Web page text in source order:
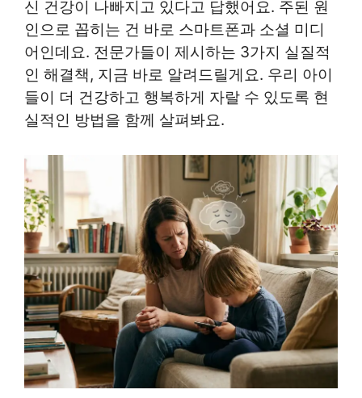
신 건강이 나빠지고 있다고 답했어요. 주된 원
인으로 꼽히는 건 바로 스마트폰과 소셜 미디
어인데요. 전문가들이 제시하는 3가지 실질적
인 해결책, 지금 바로 알려드릴게요. 우리 아이
들이 더 건강하고 행복하게 자랄 수 있도록 현
실적인 방법을 함께 살펴봐요.